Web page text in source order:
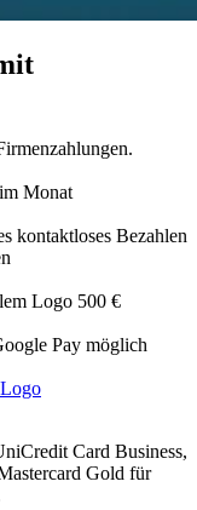
Monat
kontaktloses Bezahlen
Logo 500 €
Pay möglich
Card Business,
Gold für